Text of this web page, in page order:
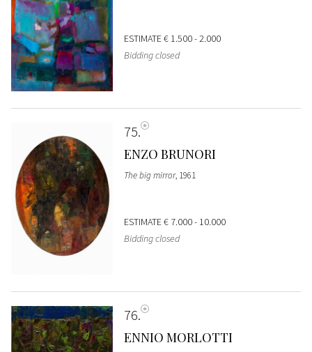
ESTIMATE€ 1.500 - 2.000
Bidding closed
75
ENZO BRUNORI
The big mirror, 1961
ESTIMATE€ 7.000 - 10.000
Bidding closed
76
ENNIO MORLOTTI